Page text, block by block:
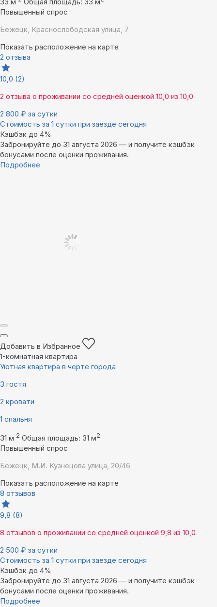
Повышенный спрос
Бежецк, Краснослободская улица, 7
Показать расположение на карте
2 отзыва
10,0 (2)
2 отзыва о проживании со средней оценкой 10,0 из 10,0
2 800 ₽ за сутки
Стоимость за 1 сутки при заезде сегодня
Кэшбэк до 4%
Забронируйте до 31 августа 2026 — и получите кэшбэк
бонусами после оценки проживания.
Подробнее
Добавить в Избранное
1-комнатная квартира
Уютная квартира в черте города
3 гостя
2 кровати
1 спальня
31 м 2 Общая площадь: 31 м2
Повышенный спрос
Бежецк, М.И. Кузнецова улица, 20/46
Показать расположение на карте
8 отзывов
9,8 (8)
8 отзывов о проживании со средней оценкой 9,8 из 10,0
2 500 ₽ за сутки
Стоимость за 1 сутки при заезде сегодня
Кэшбэк до 4%
Забронируйте до 31 августа 2026 — и получите кэшбэк
бонусами после оценки проживания.
Подробнее